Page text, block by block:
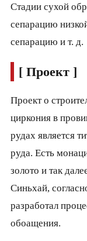
Стадии сухой
сепарацию
сепарацию и т. д.
[ Проект ]
Проект о
циркония в
рудах является
руда. Есть
золото и так
Синьхай,
разработал
обоащения.